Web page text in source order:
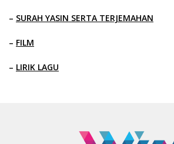
– SURAH YASIN SERTA TERJEMAHAN
– FILM
– LIRIK LAGU